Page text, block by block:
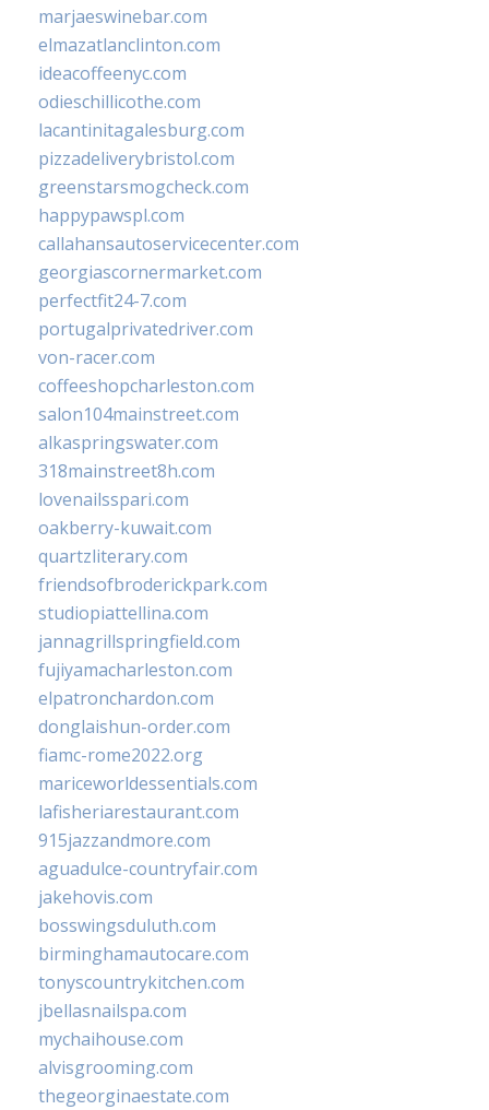
marjaeswinebar.com
elmazatlanclinton.com
ideacoffeenyc.com
odieschillicothe.com
lacantinitagalesburg.com
pizzadeliverybristol.com
greenstarsmogcheck.com
happypawspl.com
callahansautoservicecenter.com
georgiascornermarket.com
perfectfit24-7.com
portugalprivatedriver.com
von-racer.com
coffeeshopcharleston.com
salon104mainstreet.com
alkaspringswater.com
318mainstreet8h.com
lovenailsspari.com
oakberry-kuwait.com
quartzliterary.com
friendsofbroderickpark.com
studiopiattellina.com
jannagrillspringfield.com
fujiyamacharleston.com
elpatronchardon.com
donglaishun-order.com
fiamc-rome2022.org
mariceworldessentials.com
lafisheriarestaurant.com
915jazzandmore.com
aguadulce-countryfair.com
jakehovis.com
bosswingsduluth.com
birminghamautocare.com
tonyscountrykitchen.com
jbellasnailspa.com
mychaihouse.com
alvisgrooming.com
thegeorginaestate.com